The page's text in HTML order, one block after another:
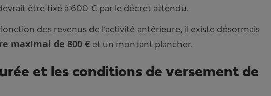
être fixé à 600 € par le décret attendu.
des revenus de l’activité antérieure, il existe désormais
maximal de 800 € et un montant plancher.
et les conditions de versement de